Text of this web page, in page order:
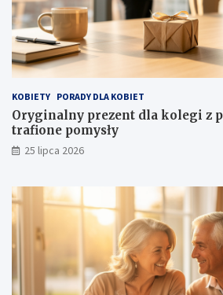
KOBIETY PORADY DLA KOBIET
Oryginalny prezent dla kolegi z
trafione pomysły
25 lipca 2026